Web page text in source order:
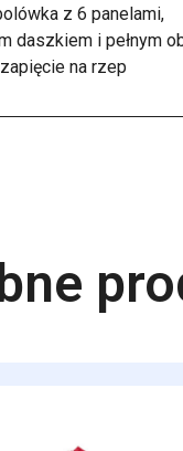
z 6 panelami,
daszkiem i pełnym
na rzep